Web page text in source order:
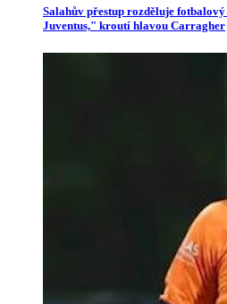
Salahův přestup rozděluje
Juventus," kroutí hlavou Carragher